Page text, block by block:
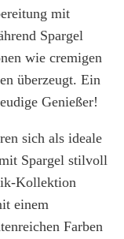
mit
Spargel
wie cremigen
überzeugt. Ein
Genießer!
sich als ideale
Spargel stilvoll
Kollektion
einem
Farben